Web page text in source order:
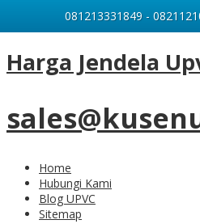
Harga Jendela
Home
Hubungi Kami
Blog UPVC
Sitemap
081213331849 -